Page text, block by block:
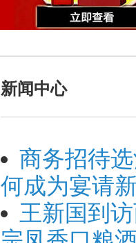
新闻中心
商务招待
何成为宴请
王新国到